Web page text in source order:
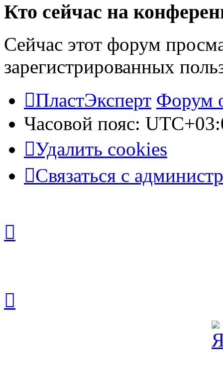
Кто сейчас на
Сейчас этот форум
зарегистрированных
ПластЭксперт Форум
Часовой пояс:
Удалить cookies
Связаться с